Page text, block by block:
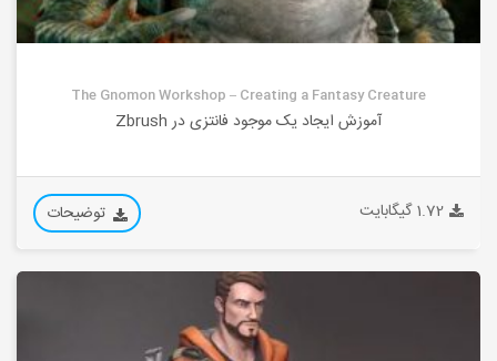
The Gnomon Workshop – Creating a Fantasy Creature
آموزش ایجاد یک موجود فانتزی در Zbrush
1.72 گیگابایت توضیحات